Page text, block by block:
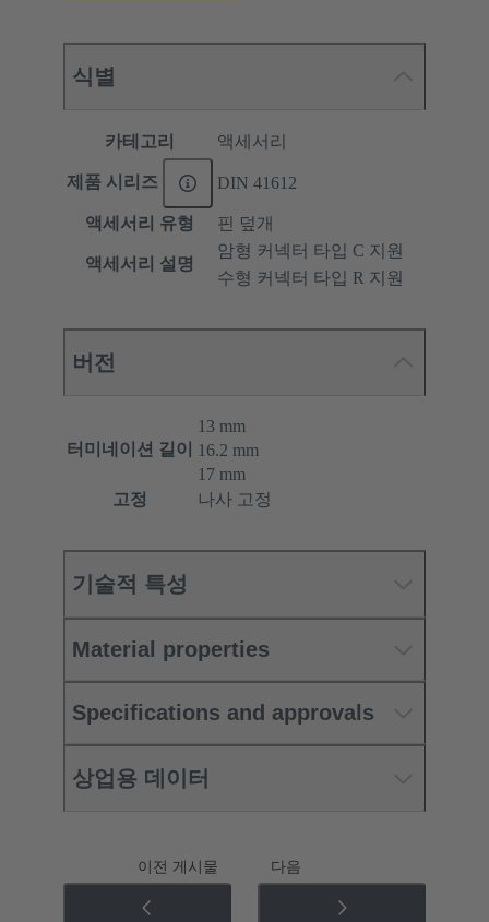
식별
카테고리 액세서리
제품 시리즈 DIN 41612
액세서리 유형 핀 덮개
액세서리 설명
암형 커넥터 타입 C 지원
수형 커넥터 타입 R 지원
버전
터미네이션 길이
13 mm
16.2 mm
17 mm
고정
나사 고정
기술적 특성
Material properties
Specifications and approvals
상업용 데이터
이전 게시물 다음